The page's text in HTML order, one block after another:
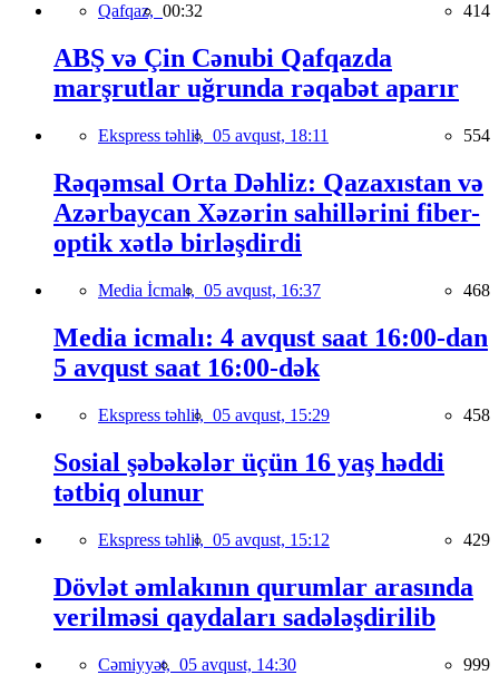
Qafqaz, 00:32 414
ABŞ və Çin Cənubi Qafqazda
marşrutlar uğrunda rəqabət aparır
Ekspress təhlil, 05 avqust, 18:11 554
Rəqəmsal Orta Dəhliz: Qazaxıstan və
Azərbaycan Xəzərin sahillərini fiber-
optik xətlə birləşdirdi
Media İcmalı, 05 avqust, 16:37 468
Media icmalı: 4 avqust saat 16:00-dan
5 avqust saat 16:00-dək
Ekspress təhlil, 05 avqust, 15:29 458
Sosial şəbəkələr üçün 16 yaş həddi
tətbiq olunur
Ekspress təhlil, 05 avqust, 15:12 429
Dövlət əmlakının qurumlar arasında
verilməsi qaydaları sadələşdirilib
Cəmiyyət, 05 avqust, 14:30 999